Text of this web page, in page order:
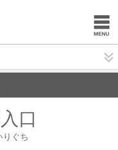
口
りぐち